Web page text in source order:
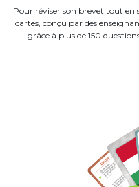
Pour réviser son brevet tout en
cartes, conçu par des
grâce à plus de 150